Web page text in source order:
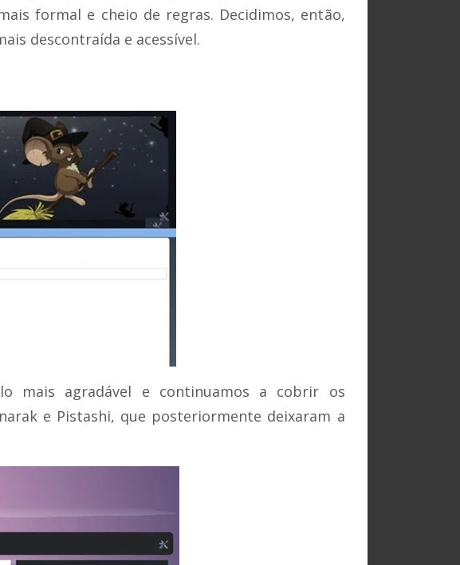
formal e cheio de regras. Decidimos, então,
descontraída e acessível.
mais agradável e continuamos a cobrir os
e Pistashi, que posteriormente deixaram a